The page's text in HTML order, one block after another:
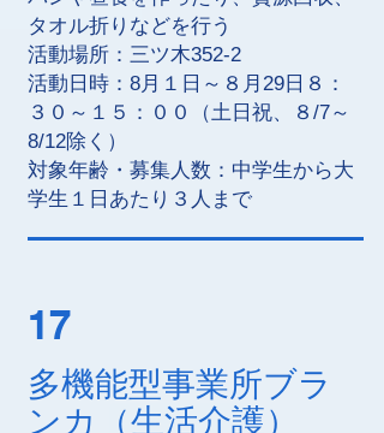
タオル折りなどを行う
活動場所：三ツ木352-2
活動日時：8月１日～８月29日８：
３０～１５：００（土日祝、８/7～
8/12除く）
対象年齢・募集人数：中学生から大
学生１日あたり３人まで
17
多機能型事業所ブラ
ンカ（生活介護）